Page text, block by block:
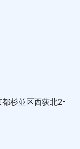
杉並区西荻北2-